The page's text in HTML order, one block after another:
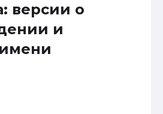
версии о
и